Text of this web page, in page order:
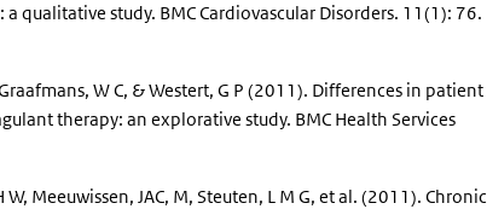
study. BMC Cardiovascular Disorders. 11(1): 76.
W C, & Westert, G P (2011). Differences in patient
therapy: an explorative study. BMC Health Services
W, Meeuwissen, JAC, M, Steuten, L M G, et al. (2011). Chronic